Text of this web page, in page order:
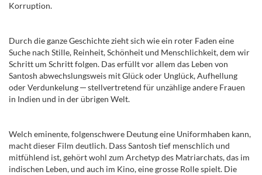
Korruption.
Durch die ganze Geschichte zieht sich wie ein roter Faden eine
Suche nach Stille, Reinheit, Schönheit und Menschlichkeit, dem wir
Schritt um Schritt folgen. Das erfüllt vor allem das Leben von
Santosh abwechslungsweis mit Glück oder Unglück, Aufhellung
oder Verdunkelung ─ stellvertretend für unzählige andere Frauen
in Indien und in der übrigen Welt.
Welch eminente, folgenschwere Deutung eine Uniformhaben kann,
macht dieser Film deutlich. Dass Santosh tief menschlich und
mitfühlend ist, gehört wohl zum Archetyp des Matriarchats, das im
indischen Leben, und auch im Kino, eine grosse Rolle spielt. Die